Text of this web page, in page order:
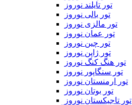
تور تایلند نوروز
تور بالی نوروز
تور مالزی نوروز
تور عمان نوروز
تور چین نوروز
تور ژاپن نوروز
تور هنگ کنگ نوروز
تور سنگاپور نوروز
تور ارمنستان نوروز
تور بوتان نوروز
تور تاجیکستان نوروز